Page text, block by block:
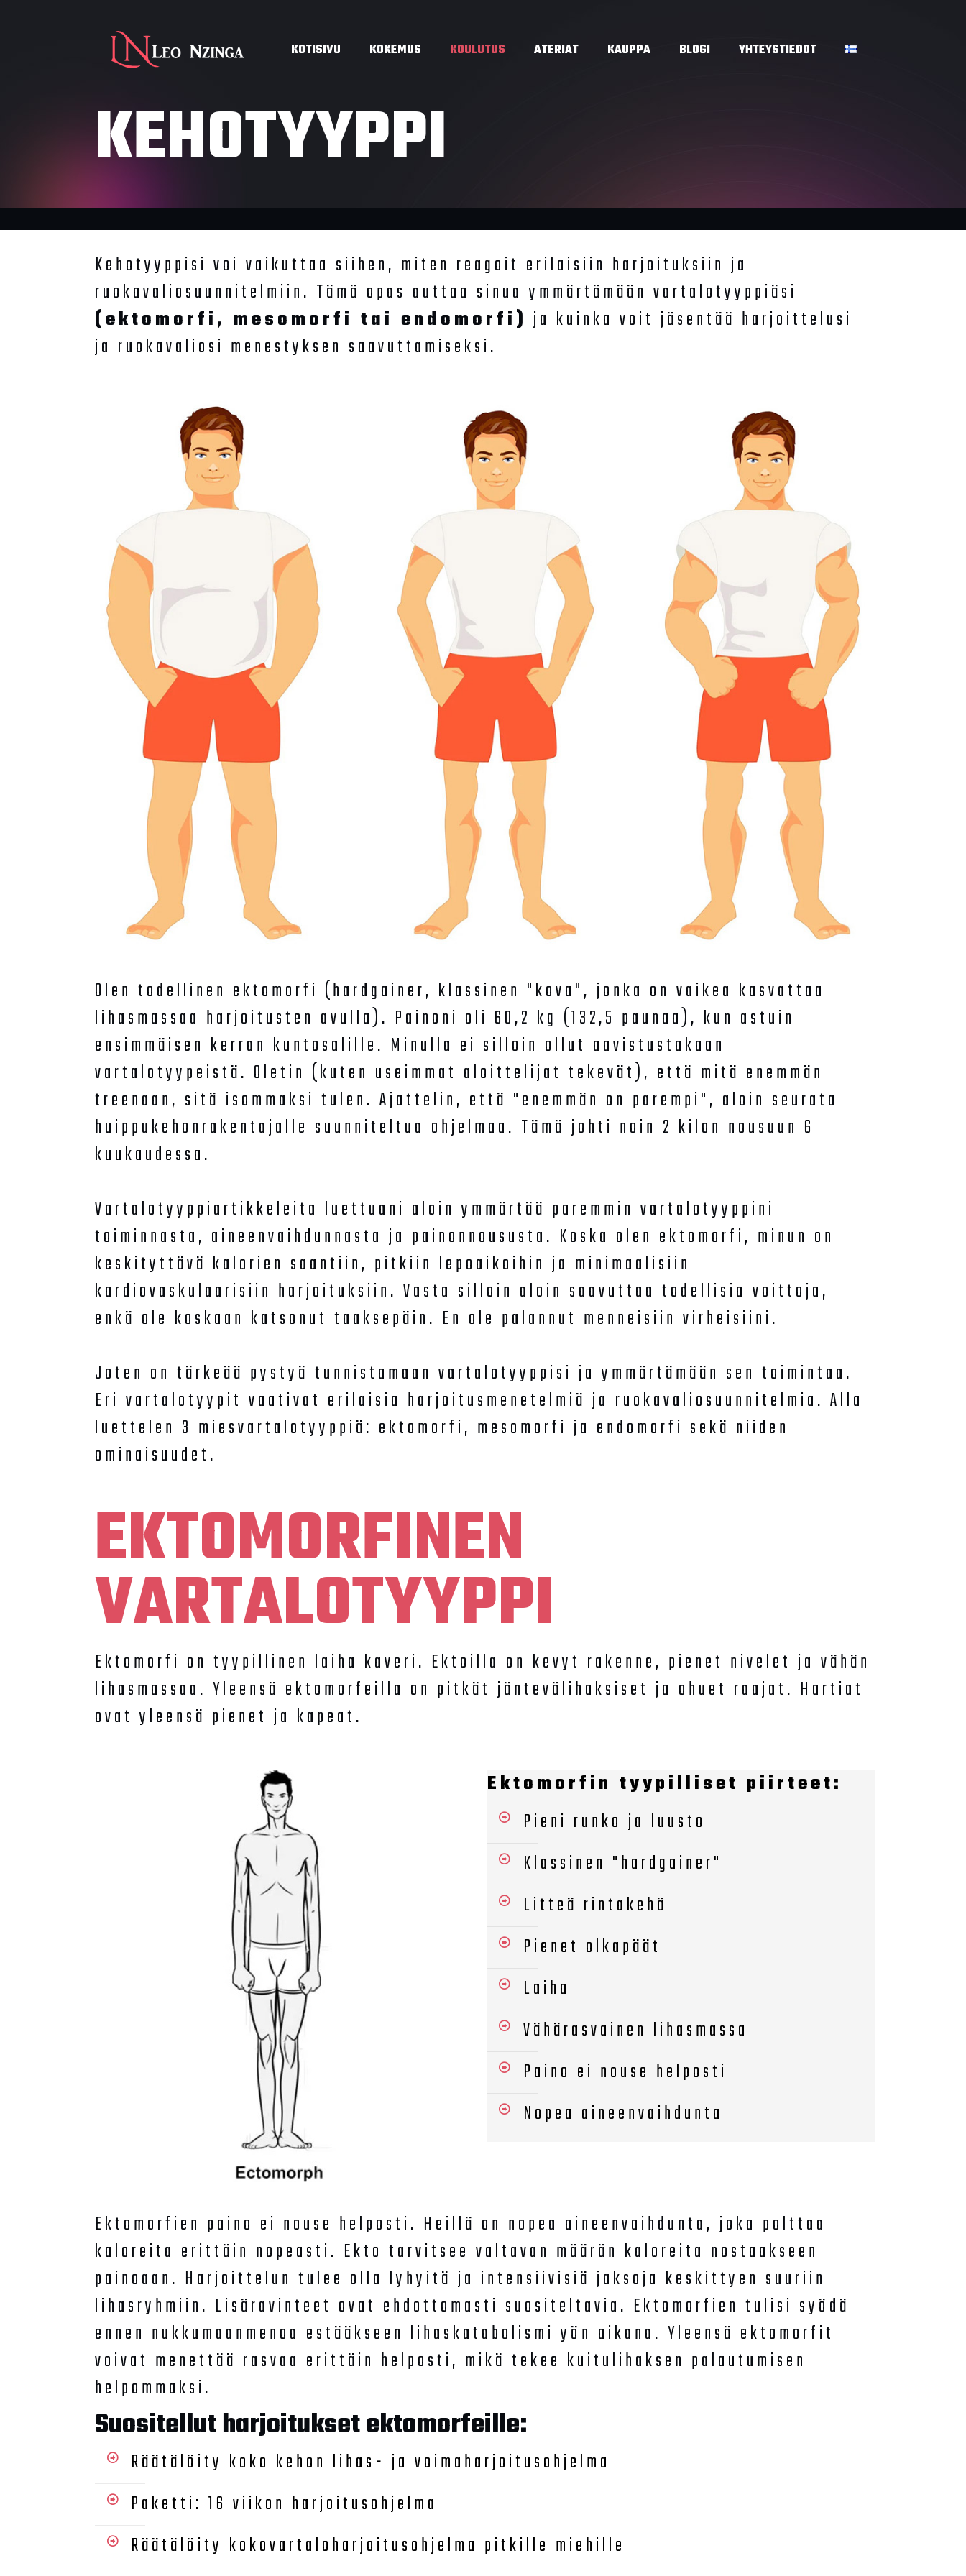
KOTISIVU KOKEMUS KOULUTUS ATERIAT KAUPPA BLOGI YHTEYSTIEDOT
KEHOTYYPPI
Kehotyyppisi voi vaikuttaa siihen, miten reagoit erilaisiin harjoituksiin ja
ruokavaliosuunnitelmiin. Tämä opas auttaa sinua ymmärtämään vartalotyyppiäsi
(ektomorfi, mesomorfi tai endomorfi) ja kuinka voit jäsentää harjoittelusi
ja ruokavaliosi menestyksen saavuttamiseksi.
Olen todellinen ektomorfi (hardgainer, klassinen "kova", jonka on vaikea kasvattaa
lihasmassaa harjoitusten avulla). Painoni oli 60,2 kg (132,5 paunaa), kun astuin
ensimmäisen kerran kuntosalille. Minulla ei silloin ollut aavistustakaan
vartalotyypeistä. Oletin (kuten useimmat aloittelijat tekevät), että mitä enemmän
treenaan, sitä isommaksi tulen. Ajattelin, että "enemmän on parempi", aloin seurata
huippukehonrakentajalle suunniteltua ohjelmaa. Tämä johti noin 2 kilon nousuun 6
kuukaudessa.
Vartalotyyppiartikkeleita luettuani aloin ymmärtää paremmin vartalotyyppini
toiminnasta, aineenvaihdunnasta ja painonnoususta. Koska olen ektomorfi, minun on
keskityttävä kalorien saantiin, pitkiin lepoaikoihin ja minimaalisiin
kardiovaskulaarisiin harjoituksiin. Vasta silloin aloin saavuttaa todellisia voittoja,
enkä ole koskaan katsonut taaksepäin. En ole palannut menneisiin virheisiini.
Joten on tärkeää pystyä tunnistamaan vartalotyyppisi ja ymmärtämään sen toimintaa.
Eri vartalotyypit vaativat erilaisia harjoitusmenetelmiä ja ruokavaliosuunnitelmia. Alla
luettelen 3 miesvartalotyyppiä: ektomorfi, mesomorfi ja endomorfi sekä niiden
ominaisuudet.
EKTOMORFINEN
VARTALOTYYPPI
Ektomorfi on tyypillinen laiha kaveri. Ektoilla on kevyt rakenne, pienet nivelet ja vähän
lihasmassaa. Yleensä ektomorfeilla on pitkät jäntevälihaksiset ja ohuet raajat. Hartiat
ovat yleensä pienet ja kapeat.
Ektomorfin tyypilliset piirteet:
Pieni runko ja luusto
Klassinen "hardgainer"
Litteä rintakehä
Pienet olkapäät
Laiha
Vähärasvainen lihasmassa
Paino ei nouse helposti
Nopea aineenvaihdunta
Ektomorfien paino ei nouse helposti. Heillä on nopea aineenvaihdunta, joka polttaa
kaloreita erittäin nopeasti. Ekto tarvitsee valtavan määrän kaloreita nostaakseen
painoaan. Harjoittelun tulee olla lyhyitä ja intensiivisiä jaksoja keskittyen suuriin
lihasryhmiin. Lisäravinteet ovat ehdottomasti suositeltavia. Ektomorfien tulisi syödä
ennen nukkumaanmenoa estääkseen lihaskatabolismi yön aikana. Yleensä ektomorfit
voivat menettää rasvaa erittäin helposti, mikä tekee kuitulihaksen palautumisen
helpommaksi.
Suositellut harjoitukset ektomorfeille:
Räätälöity koko kehon lihas- ja voimaharjoitusohjelma
Paketti: 16 viikon harjoitusohjelma
Räätälöity kokovartaloharjoitusohjelma pitkille miehille